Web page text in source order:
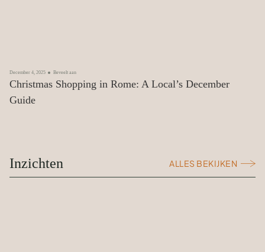
Christmas Shopping in Rome: A Local’s December
Guide
December 4, 2025 Beveelt aan
Inzichten ALLES BEKIJKEN